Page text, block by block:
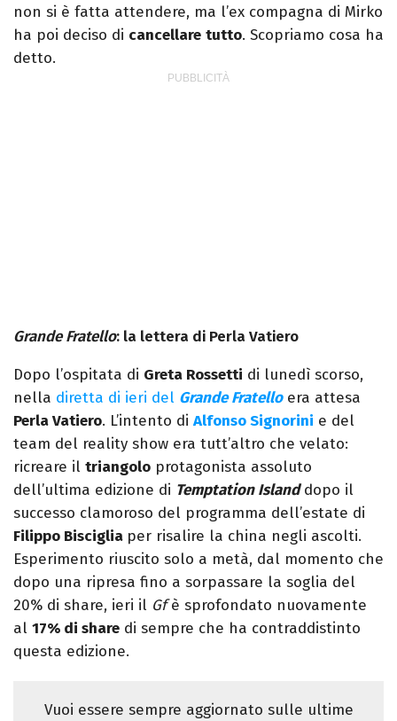
non si è fatta attendere, ma l’ex compagna di Mirko
ha poi deciso di cancellare tutto. Scopriamo cosa ha
detto.
Grande Fratello: la lettera di Perla Vatiero
Dopo l’ospitata di Greta Rossetti di lunedì scorso,
nella diretta di ieri del Grande Fratelloera attesa
Perla Vatiero. L’intento di Alfonso Signorini e del
team del reality show era tutt’altro che velato:
ricreare il triangolo protagonista assoluto
dell’ultima edizione di Temptation Islanddopo il
successo clamoroso del programma dell’estate di
Filippo Bisciglia per risalire la china negli ascolti.
Esperimento riuscito solo a metà, dal momento che
dopo una ripresa fino a sorpassare la soglia del
20% di share, ieri il Gfè sprofondato nuovamente
al 17% di share di sempre che ha contraddistinto
questa edizione.
Vuoi essere sempre aggiornato sulle ultime